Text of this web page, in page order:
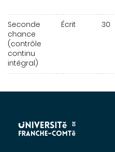
Seconde
chance
(contrôle
continu
intégral)
Écrit 30